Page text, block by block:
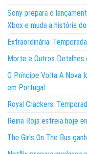
Sony prepara o
Xbox e muda a história
Extraordinária:
Morte e Outros Detalhes
O Príncipe Volta A Nova
em Portugal
Royal Crackers:
Reina Roja estreia hoje
The Girls On The Bus